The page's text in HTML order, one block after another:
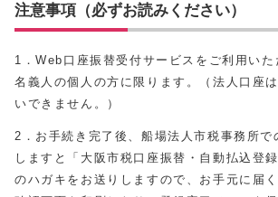
注意事項（必ずお読みください）
1．Web口座振替受付サービスをご利用い
名義人の個人の方に限ります。（法人口座
いできません。）
2．お手続き完了後、船場法人市税事務所で
しますと「大阪市税口座振替・自動払込登
のハガキをお送りしますので、お手元に届